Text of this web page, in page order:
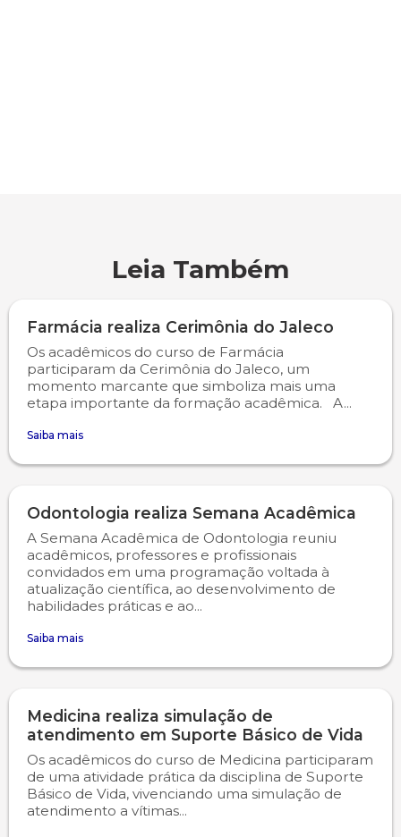
Leia Também
Farmácia realiza Cerimônia do Jaleco
Os acadêmicos do curso de Farmácia
participaram da Cerimônia do Jaleco, um
momento marcante que simboliza mais uma
etapa importante da formação acadêmica. A...
Saiba mais
Odontologia realiza Semana Acadêmica
A Semana Acadêmica de Odontologia reuniu
acadêmicos, professores e profissionais
convidados em uma programação voltada à
atualização científica, ao desenvolvimento de
habilidades práticas e ao...
Saiba mais
Medicina realiza simulação de
atendimento em Suporte Básico de Vida
Os acadêmicos do curso de Medicina participaram
de uma atividade prática da disciplina de Suporte
Básico de Vida, vivenciando uma simulação de
atendimento a vítimas...